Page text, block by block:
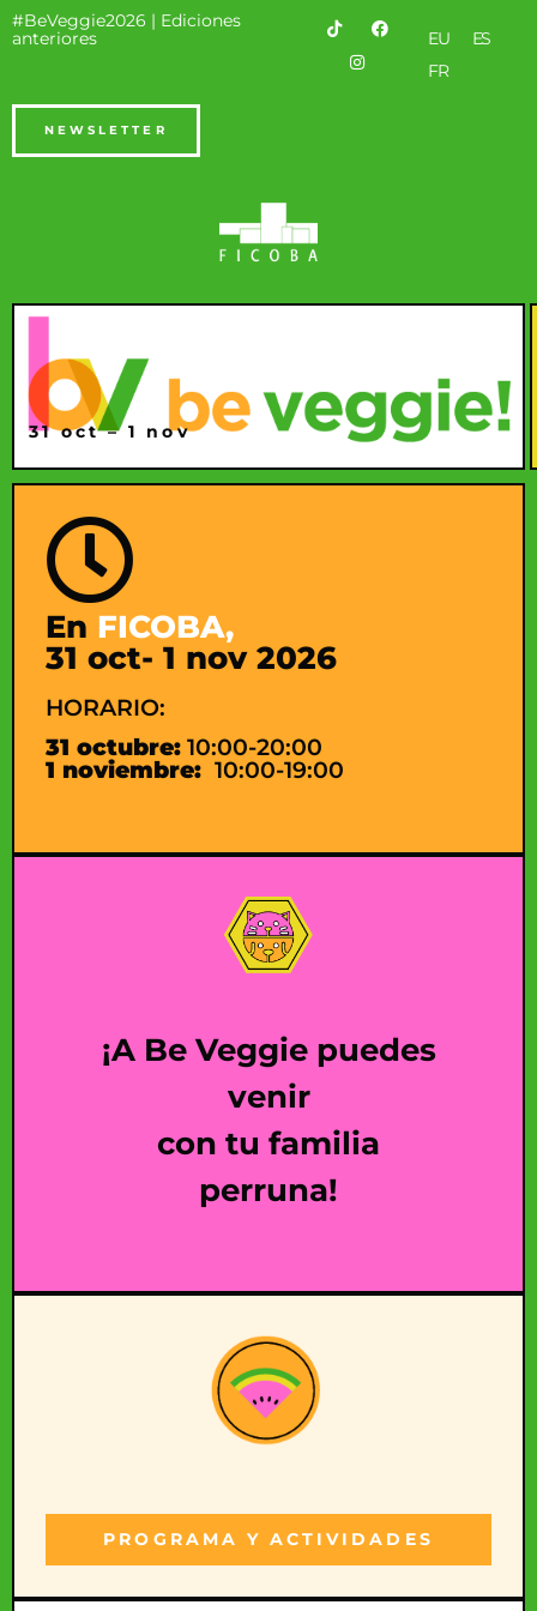
#BeVeggie2026 | Ediciones
anteriores
EU
ES
FR
NEWSLETTER
31 oct – 1 nov
En FICOBA,
31 oct- 1 nov 2026
HORARIO:
31 octubre:10:00-20:00
1 noviembre: 10:00-19:00
¡A Be Veggie puedes
venir
con tu familia
perruna!
PROGRAMA Y ACTIVIDADES